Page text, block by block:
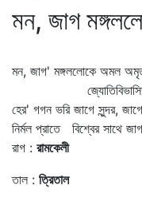
মন, জাগ
মন, জাগ' মঙ্গললোকে অমল
জ্যোতিবিভাসিত
হের' গগন ভরি জাগে সুন্দর,
নির্মল প্রাতে বিশ্বের সাথে
রাগ : রামকেলী
তাল : ত্রিতাল